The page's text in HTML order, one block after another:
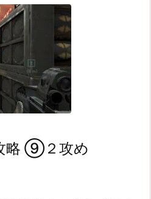
略 ⑨２攻め